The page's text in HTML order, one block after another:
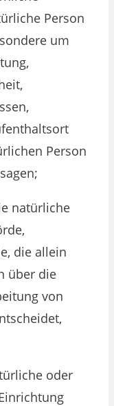
Person
um
Person
natürliche
die allein
über die
von
oder